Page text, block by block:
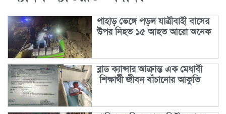
পাহাড় ভেঙ্গে পড়ল যাত্রীবাহী বাসের
উপর নিহত ১৫ আহত আরো অনেক
ব্লাড ক্যান্সার আক্রান্ত এক মেধাবী
শিক্ষার্থী জীবন বাঁচানোর আকুতি